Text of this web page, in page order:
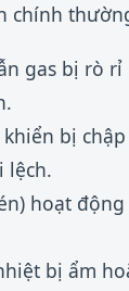
chính
gas bị rò rỉ
bị
lệch.
hoạt
bị ẩm